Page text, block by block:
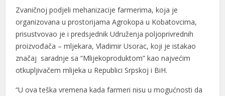
Zvaničnoj podjeli mehanizacije farmerima, koja je
organizovana u prostorijama Agrokopa u Kobatovcima,
prisustvovao je i predsjednik Udruženja poljoprivrednih
proizvođača – mljekara, Vladimir Usorac, koji je istakao
značaj saradnje sa “Mlijekoproduktom” kao najvećim
otkupljivačem mlijeka u Republici Srpskoj i BiH.
“U ova teška vremena kada farmeri nisu u mogućnosti da